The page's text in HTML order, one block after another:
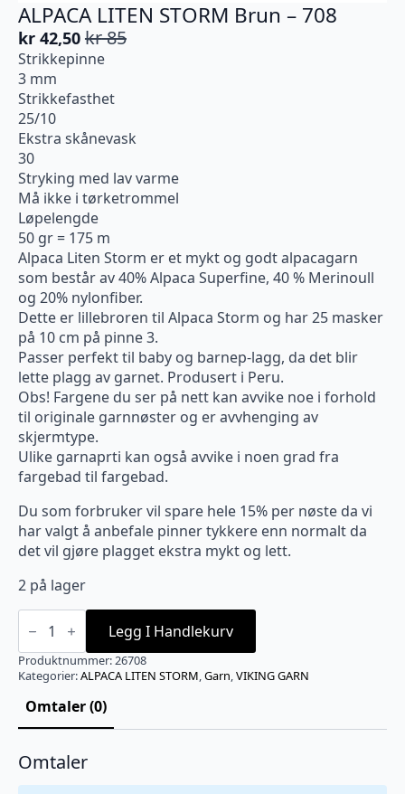
ALPACA LITEN STORM Brun – 708
kr85
Opprinnelig
pris
var:
kr 85.
kr 42,50
Nåværende
pris
er:
kr 42,50.
Strikkepinne
3 mm
Strikkefasthet
25/10
Ekstra skånevask
30
Stryking med lav varme
Må ikke i tørketrommel
Løpelengde
50 gr = 175 m
Alpaca Liten Storm er et mykt og godt alpacagarn
som består av 40% Alpaca Superfine, 40 % Merinoull
og 20% nylonfiber.
Dette er lillebroren til Alpaca Storm og har 25 masker
på 10 cm på pinne 3.
Passer perfekt til baby og barnep-lagg, da det blir
lette plagg av garnet. Produsert i Peru.
Obs! Fargene du ser på nett kan avvike noe i forhold
til originale garnnøster og er avvhenging av
skjermtype.
Ulike garnaprti kan også avvike i noen grad fra
fargebad til fargebad.
Du som forbruker vil spare hele 15% per nøste da vi
har valgt å anbefale pinner tykkere enn normalt da
det vil gjøre plagget ekstra mykt og lett.
2 på lager
ALPACA
LITEN
Brun
-
antall
Legg I Handlekurv
Produktnummer:26708
Kategorier:ALPACA LITEN STORM,Garn,VIKING GARN
Omtaler (0)
Omtaler